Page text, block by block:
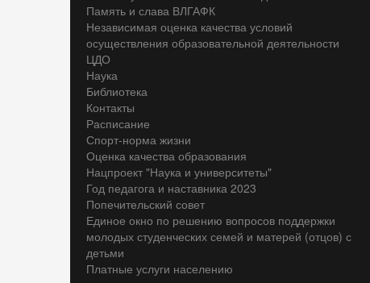
Память и слава ВЛГАФК
Независимая оценка качества условий
осуществления образовательной деятельности
ЦДО
Наука
Библиотека
Контакты
Расписание
Спорт-норма жизни
Оценка качества образования
Нацпроект "Наука и университеты"
Год педагога и наставника 2023
Попечительский совет
Единое окно по решению вопросов поддержки
молодых студенческих семей и матерей (отцов) с
детьми
Платные услуги населению